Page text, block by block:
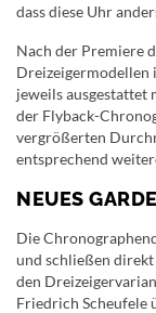
dass diese Uhr
Nach der Premiere
Dreizeigermodellen
jeweils ausgestattet
der Flyback-
vergrößerten
entsprechend
NEUES
Die
und schließen direkt
den
Friedrich Scheufele